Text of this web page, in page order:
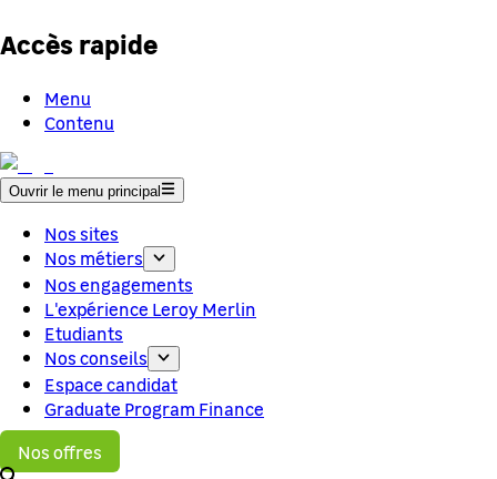
Accès rapide
Menu
Contenu
Ouvrir le menu principal
Nos sites
Nos métiers
Nos engagements
L'expérience Leroy Merlin
Etudiants
Nos conseils
Espace candidat
Graduate Program Finance
Nos offres